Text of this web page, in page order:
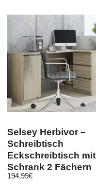
Selsey Herbivor –
Schreibtisch
Eckschreibtisch mit
Schrank 2 Fächern
und 3 Schubladen
194,99€